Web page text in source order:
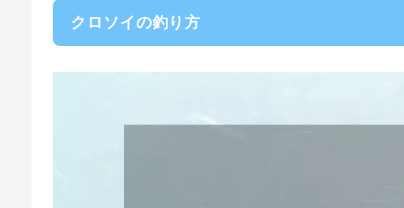
クロソイの釣り方